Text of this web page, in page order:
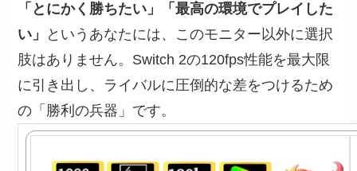
「とにかく勝ちたい」「最高の環境でプレイした
い」
というあなたには、このモニター以外に選択
肢はありません。Switch 2の120fps性能を最大限
に引き出し、ライバルに圧倒的な差をつけるため
の「勝利の兵器」です。